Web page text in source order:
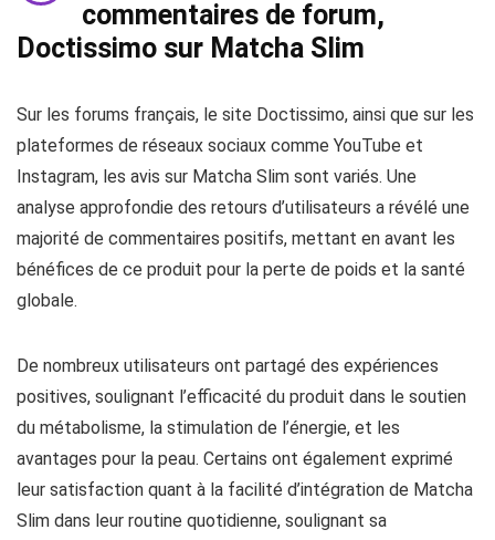
commentaires de forum,
Doctissimo sur Matcha Slim
Sur les forums français, le site Doctissimo, ainsi que sur les
plateformes de réseaux sociaux comme YouTube et
Instagram, les avis sur Matcha Slim sont variés. Une
analyse approfondie des retours d’utilisateurs a révélé une
majorité de commentaires positifs, mettant en avant les
bénéfices de ce produit pour la perte de poids et la santé
globale.
De nombreux utilisateurs ont partagé des expériences
positives, soulignant l’efficacité du produit dans le soutien
du métabolisme, la stimulation de l’énergie, et les
avantages pour la peau. Certains ont également exprimé
leur satisfaction quant à la facilité d’intégration de Matcha
Slim dans leur routine quotidienne, soulignant sa